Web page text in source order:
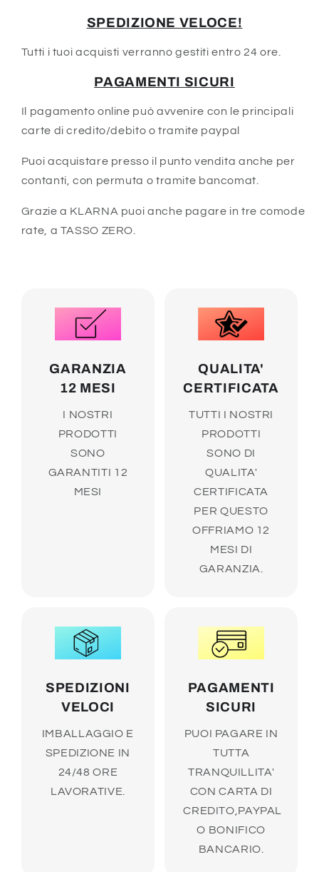
SPEDIZIONE VELOCE!
Tutti i tuoi acquisti verranno gestiti entro 24 ore.
PAGAMENTI SICURI
Il pagamento online può avvenire con le principali
carte di credito/debito o tramite paypal
Puoi acquistare presso il punto vendita anche per
contanti, con permuta o tramite bancomat.
Grazie a KLARNA puoi anche pagare in tre comode
rate, a TASSO ZERO.
GARANZIA
12 MESI
I NOSTRI
PRODOTTI
SONO
GARANTITI 12
MESI
QUALITA'
CERTIFICATA
TUTTI I NOSTRI
PRODOTTI
SONO DI
QUALITA'
CERTIFICATA
PER QUESTO
OFFRIAMO 12
MESI DI
GARANZIA.
SPEDIZIONI
VELOCI
IMBALLAGGIO E
SPEDIZIONE IN
24/48 ORE
LAVORATIVE.
PAGAMENTI
SICURI
PUOI PAGARE IN
TUTTA
TRANQUILLITA'
CON CARTA DI
CREDITO,PAYPAL
O BONIFICO
BANCARIO.